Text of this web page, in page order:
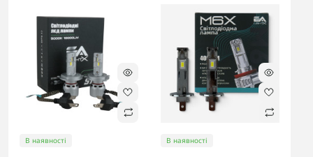
В наявності В наявності